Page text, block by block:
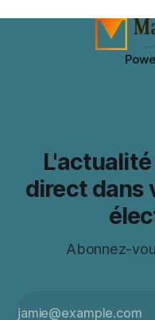
direct dans
Abonnez-